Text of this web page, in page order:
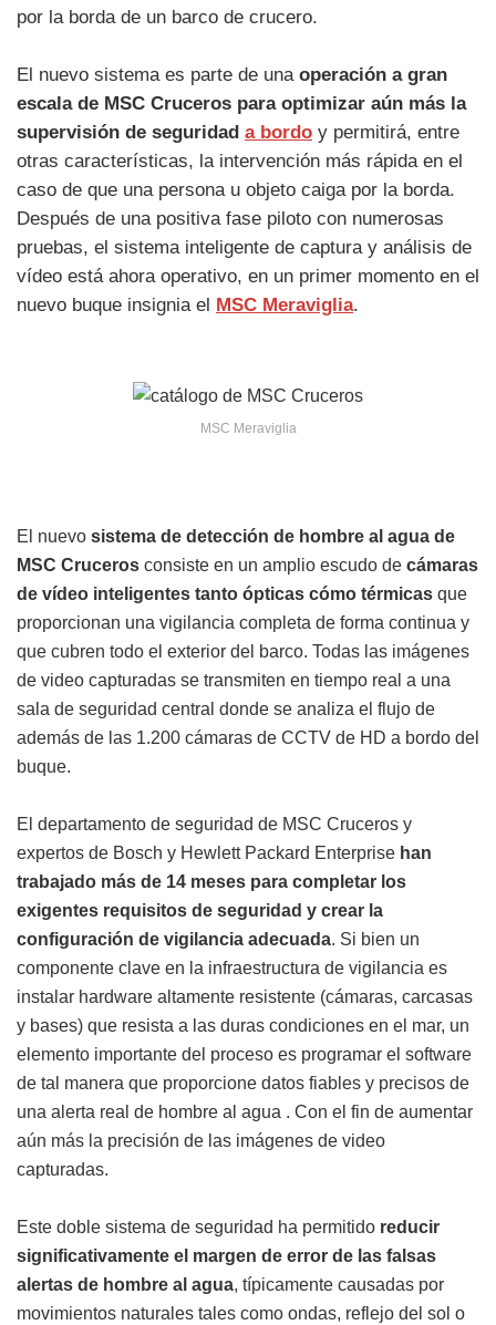
por la borda de un barco de crucero.
El nuevo sistema es parte de una operación a gran
escala de MSC Cruceros para optimizar aún más la
supervisión de seguridad a bordo y permitirá, entre
otras características, la intervención más rápida en el
caso de que una persona u objeto caiga por la borda.
Después de una positiva fase piloto con numerosas
pruebas, el sistema inteligente de captura y análisis de
vídeo está ahora operativo, en un primer momento en el
nuevo buque insignia el MSC Meraviglia.
MSC Meraviglia
El nuevo sistema de detección de hombre al agua de
MSC Cruceros consiste en un amplio escudo de cámaras
de vídeo inteligentes tanto ópticas cómo térmicas que
proporcionan una vigilancia completa de forma continua y
que cubren todo el exterior del barco. Todas las imágenes
de video capturadas se transmiten en tiempo real a una
sala de seguridad central donde se analiza el flujo de
además de las 1.200 cámaras de CCTV de HD a bordo del
buque.
El departamento de seguridad de MSC Cruceros y
expertos de Bosch y Hewlett Packard Enterprise han
trabajado más de 14 meses para completar los
exigentes requisitos de seguridad y crear la
configuración de vigilancia adecuada. Si bien un
componente clave en la infraestructura de vigilancia es
instalar hardware altamente resistente (cámaras, carcasas
y bases) que resista a las duras condiciones en el mar, un
elemento importante del proceso es programar el software
de tal manera que proporcione datos fiables y precisos de
una alerta real de hombre al agua . Con el fin de aumentar
aún más la precisión de las imágenes de video
capturadas.
Este doble sistema de seguridad ha permitido reducir
significativamente el margen de error de las falsas
alertas de hombre al agua, típicamente causadas por
movimientos naturales tales como ondas, reflejo del sol o